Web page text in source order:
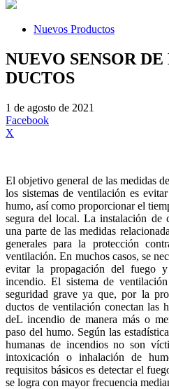
Nuevos Productos
NUEVO SENSOR
DUCTOS
1 de agosto de 2021
Facebook
X
El objetivo general de las medidas
los sistemas de ventilación es
humo, así como proporcionar el
segura del local. La instalación de
una parte de las medidas
generales para la protección
ventilación. En muchos casos, se
evitar la propagación del fuego
incendio. El sistema de
seguridad grave ya que, por la
ductos de ventilación conectan las
deL incendio de manera más o
paso del humo. Según las
humanas de incendios no son
intoxicación o inhalación de
requisitos básicos es detectar el
se logra con mayor frecuencia